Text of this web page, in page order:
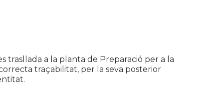
trasllada a la planta de Preparació per a la
traçabilitat, per la seva posterior